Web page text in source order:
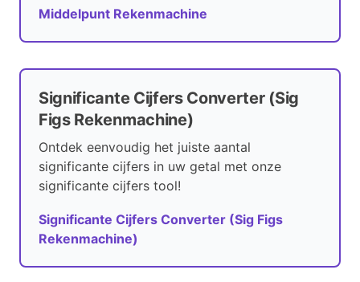
Middelpunt Rekenmachine
Significante Cijfers Converter (Sig
Figs Rekenmachine)
Ontdek eenvoudig het juiste aantal
significante cijfers in uw getal met onze
significante cijfers tool!
Significante Cijfers Converter (Sig Figs
Rekenmachine)